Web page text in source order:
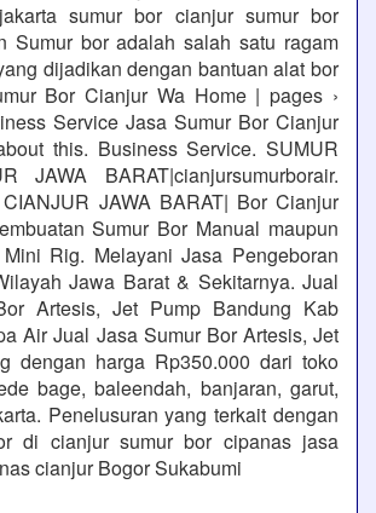
sumur bor cianjur sumur bor
Sumur bor adalah salah satu ragam
dijadikan dengan bantuan alat bor
Bor Cianjur Wa Home | pages ›
Service Jasa Sumur Bor Cianjur
this. Business Service. SUMUR
JAWA BARAT|cianjursumurborair.
JAWA BARAT| Bor Cianjur
Sumur Bor Manual maupun
Rig. Melayani Jasa Pengeboran
Jawa Barat & Sekitarnya. Jual
Artesis, Jet Pump Bandung Kab
Air Jual Jasa Sumur Bor Artesis, Jet
dengan harga Rp350.000 dari toko
bage, baleendah, banjaran, garut,
Penelusuran yang terkait dengan
di cianjur sumur bor cipanas jasa
cianjur Bogor Sukabumi